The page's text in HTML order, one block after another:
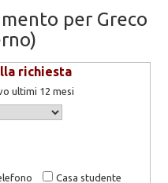
per Greco
richiesta
ultimi 12 mesi
Casa studente